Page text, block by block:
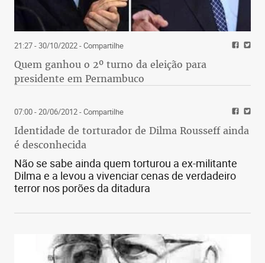
21:27 - 30/10/2022- Compartilhe
Quem ganhou o 2º turno da eleição para
presidente em Pernambuco
07:00 - 20/06/2012- Compartilhe
Identidade de torturador de Dilma Rousseff ainda
é desconhecida
Não se sabe ainda quem torturou a ex-militante
Dilma e a levou a vivenciar cenas de verdadeiro
terror nos porões da ditadura